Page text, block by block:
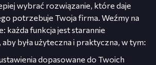
wybrać rozwiązanie, które daje
potrzebuje Twoja firma. Weźmy na
każda funkcja jest starannie
była użyteczna i praktyczna, w tym:
dopasowane do Twoich